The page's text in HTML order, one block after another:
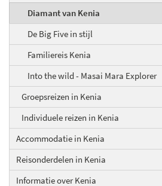
Diamant van Kenia
De Big Five in stijl
Familiereis Kenia
Into the wild - Masai Mara Explorer
Groepsreizen in Kenia
Individuele reizen in Kenia
Accommodatie in Kenia
Reisonderdelen in Kenia
Informatie over Kenia